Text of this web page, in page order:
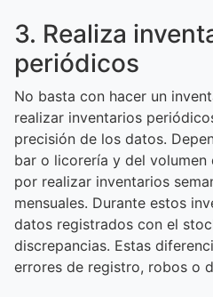
3. Realiza
periódicos
No basta con hacer un
realizar inventarios
precisión de los datos.
bar o licorería y del
por realizar inventarios
mensuales. Durante estos
datos registrados con el
discrepancias. Estas
errores de registro, robos o